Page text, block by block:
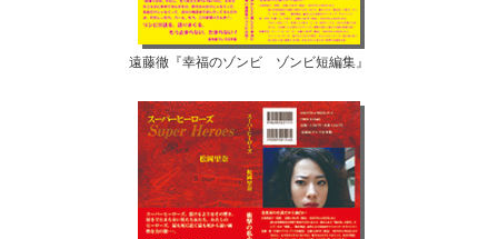
遠藤徹『幸福のゾンビ ゾンビ短編集』